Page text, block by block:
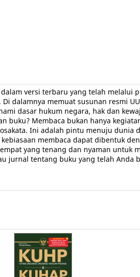
versi terbaru yang telah melalui
dalamnya memuat susunan resmi
dasar hukum negara, hak dan
buku? Membaca bukan hanya
Ini adalah pintu menuju
membaca dapat dibentuk
yang tenang dan nyaman untuk
tentang buku yang telah Anda